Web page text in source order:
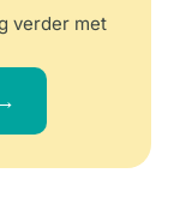
verder met